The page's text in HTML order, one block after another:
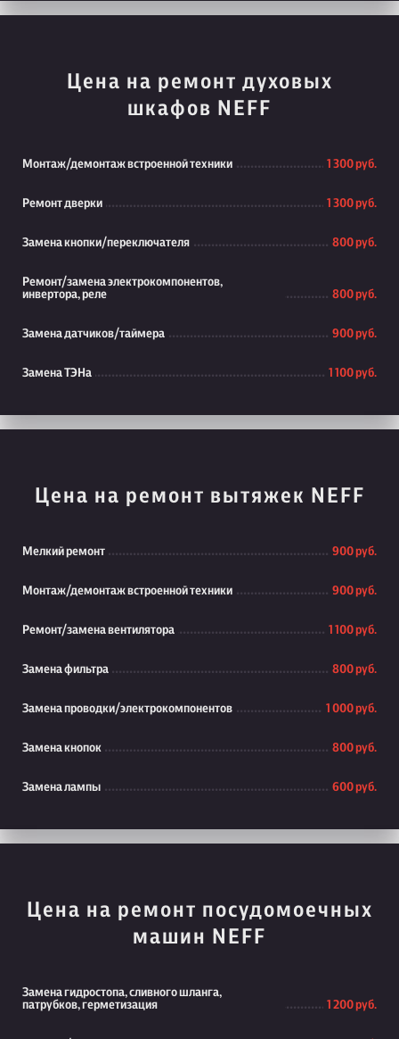
Цена на ремонт духовых
шкафов NEFF
Монтаж/демонтаж встроенной техники 1 300 руб.
Ремонт дверки 1 300 руб.
Замена кнопки/переключателя 800 руб.
Ремонт/замена электрокомпонентов,
инвертора, реле
800 руб.
Замена датчиков/таймера 900 руб.
Замена ТЭНа 1 100 руб.
Цена на ремонт вытяжек NEFF
Мелкий ремонт 900 руб.
Монтаж/демонтаж встроенной техники 900 руб.
Ремонт/замена вентилятора 1 100 руб.
Замена фильтра 800 руб.
Замена проводки/электрокомпонентов 1 000 руб.
Замена кнопок 800 руб.
Замена лампы 600 руб.
Цена на ремонт посудомоечных
машин NEFF
Замена гидростопа, сливного шланга,
патрубков, герметизация
1 200 руб.